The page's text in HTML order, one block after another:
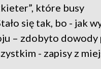
które busy
się tak, bo - jak
– zdobyto
- zapisy z